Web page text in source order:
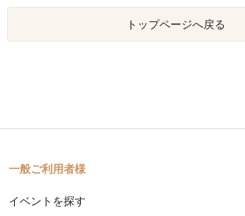
トップページへ戻る
一般ご利用者様
イベントを探す